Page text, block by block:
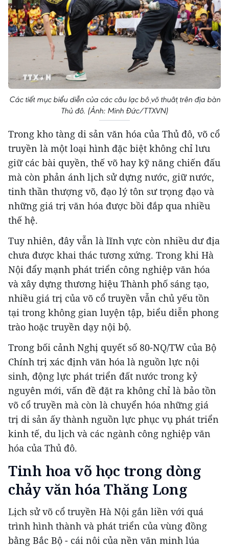
Các tiết mục biểu diễn của các câu lạc bộ võ thuật trên địa bàn
Thủ đô. (Ảnh: Minh Đức/TTXVN)
Trong kho tàng di sản văn hóa của Thủ đô, võ cổ
truyền là một loại hình đặc biệt không chỉ lưu
giữ các bài quyền, thế võ hay kỹ năng chiến đấu
mà còn phản ánh lịch sử dựng nước, giữ nước,
tinh thần thượng võ, đạo lý tôn sư trọng đạo và
những giá trị văn hóa được bồi đắp qua nhiều
thế hệ.
Tuy nhiên, đây vẫn là lĩnh vực còn nhiều dư địa
chưa được khai thác tương xứng. Trong khi Hà
Nội đẩy mạnh phát triển công nghiệp văn hóa
và xây dựng thương hiệu Thành phố sáng tạo,
nhiều giá trị của võ cổ truyền vẫn chủ yếu tồn
tại trong không gian luyện tập, biểu diễn phong
trào hoặc truyền dạy nội bộ.
Trong bối cảnh Nghị quyết số 80-NQ/TW của Bộ
Chính trị xác định văn hóa là nguồn lực nội
sinh, động lực phát triển đất nước trong kỷ
nguyên mới, vấn đề đặt ra không chỉ là bảo tồn
võ cổ truyền mà còn là chuyển hóa những giá
trị di sản ấy thành nguồn lực phục vụ phát triển
kinh tế, du lịch và các ngành công nghiệp văn
hóa của Thủ đô.
Tinh hoa võ học trong dòng
chảy văn hóa Thăng Long
Lịch sử võ cổ truyền Hà Nội gắn liền với quá
trình hình thành và phát triển của vùng đồng
bằng Bắc Bộ - cái nôi của nền văn minh lúa